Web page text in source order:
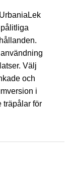
Välj
och
i
träpålar för